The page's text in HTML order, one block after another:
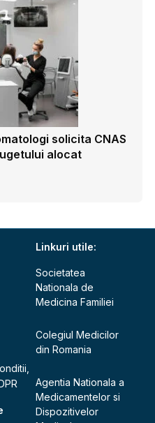
solicita CNAS
alocat
Linkuri utile:
Societatea
Nationala de
Medicina Familiei
Colegiul Medicilor
din Romania
Agentia Nationala a
Medicamentelor si
Dispozitivelor